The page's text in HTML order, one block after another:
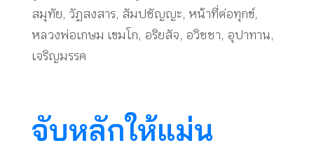
สมุทัย, วัฏสงสาร, สัมปชัญญะ, หน้าที่ต่อทุกข์,
หลวงพ่อเกษม เขมโก, อริยสัจ, อวิชชา, อุปาทาน,
เจริญมรรค
จับหลักให้แม่น